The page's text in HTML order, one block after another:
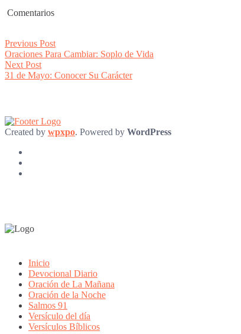
Comentarios
Post
navigation
Previous PostPrevious
post:
Oraciones Para Cambiar: Soplo de Vida
Next PostNext
post:
31 de Mayo: Conocer Su Carácter
Created by wpxpo. Powered by WordPress
Inicio
Devocional Diario
Oración de La Mañana
Oración de la Noche
Salmos 91
Versículo del día
Versículos Bíblicos